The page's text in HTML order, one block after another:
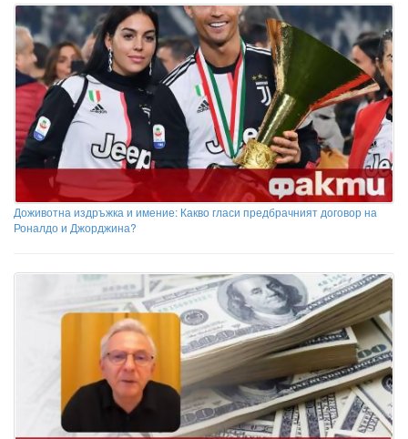
Доживотна издръжка и имение: Какво гласи предбрачният договор на
Роналдо и Джорджина?